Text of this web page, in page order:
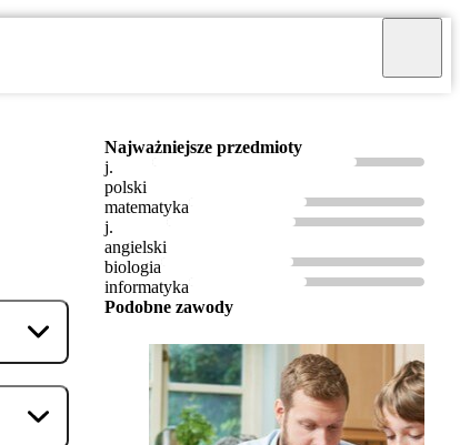
Najważniejsze przedmioty
j.
polski
matematyka
j.
angielski
biologia
informatyka
Podobne zawody